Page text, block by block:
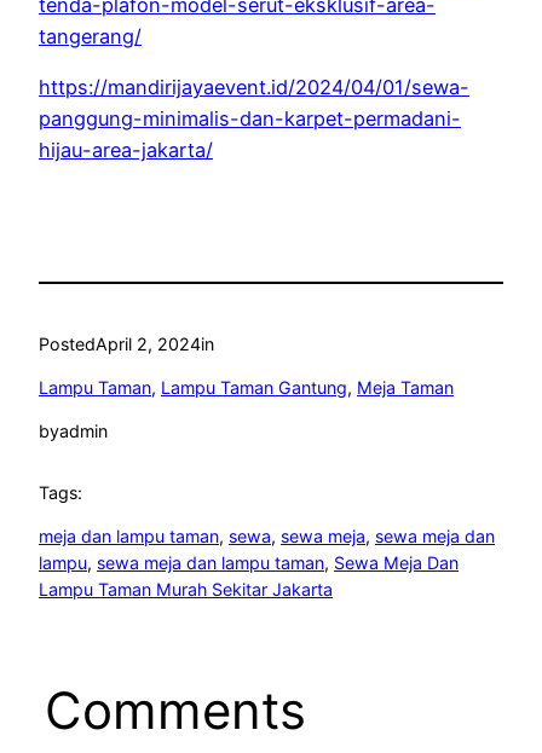
tangerang/
https://mandirijayaevent.id/2024/04/01/sewa-
panggung-minimalis-dan-karpet-permadani-
hijau-area-jakarta/
PostedApril 2, 2024in
Lampu Taman, Lampu Taman Gantung, Meja Taman
byadmin
Tags:
meja dan lampu taman, sewa, sewa meja, sewa meja dan
lampu, sewa meja dan lampu taman, Sewa Meja Dan
Lampu Taman Murah Sekitar Jakarta
Comments